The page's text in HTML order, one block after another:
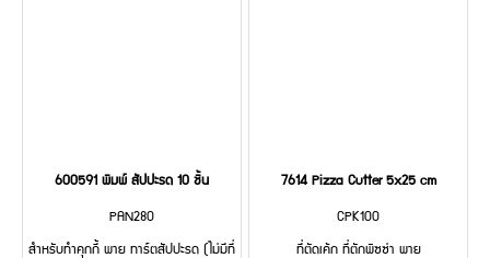
600591 พิมพ์ สัปปะรด 10 ชิ้น
PAN280
สำหรับทำคุกกี้ พาย ทาร์ตสัปปะรด (ไม่มีที่
7614 Pizza Cutter 5x25 cm
CPK100
ที่ตัดเค้ก ที่ตักพิซซ่า พาย